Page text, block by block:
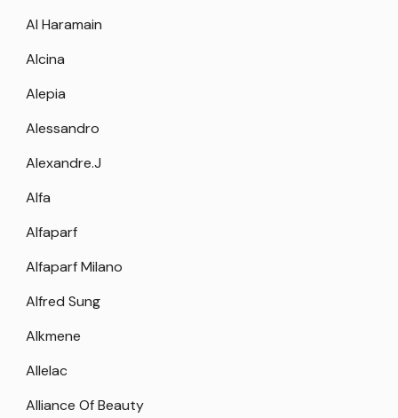
Al Haramain
Alcina
Alepia
Alessandro
Alexandre.J
Alfa
Alfaparf
Alfaparf Milano
Alfred Sung
Alkmene
Allelac
Alliance Of Beauty